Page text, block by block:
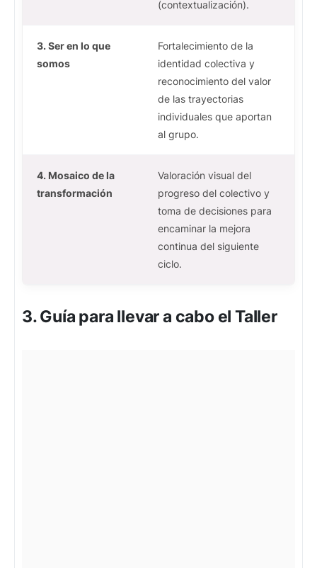
(contextualización).
3. Ser en lo que
somos
Fortalecimiento de la
identidad colectiva y
reconocimiento del valor
de las trayectorias
individuales que aportan
al grupo.
4. Mosaico de la
transformación
Valoración visual del
progreso del colectivo y
toma de decisiones para
encaminar la mejora
continua del siguiente
ciclo.
3. Guía para llevar a cabo el Taller